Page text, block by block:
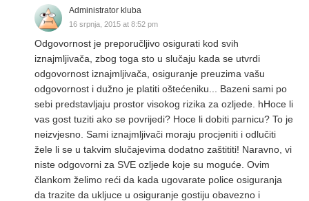
Administrator kluba
16 srpnja, 2015 at 8:52 pm
Odgovornost je preporučljivo osigurati kod svih
iznajmljivača, zbog toga sto u slučaju kada se utvrdi
odgovornost iznajmljivača, osiguranje preuzima vašu
odgovornost i dužno je platiti oštećeniku... Bazeni sami po
sebi predstavljaju prostor visokog rizika za ozljede. hHoce li
vas gost tuziti ako se povrijedi? Hoce li dobiti parnicu? To je
neizvjesno. Sami iznajmljivači moraju procjeniti i odlučiti
žele li se u takvim slučajevima dodatno zaštititi! Naravno, vi
niste odgovorni za SVE ozljede koje su moguće. Ovim
člankom želimo reći da kada ugovarate police osiguranja
da trazite da ukljuce u osiguranje gostiju obavezno i